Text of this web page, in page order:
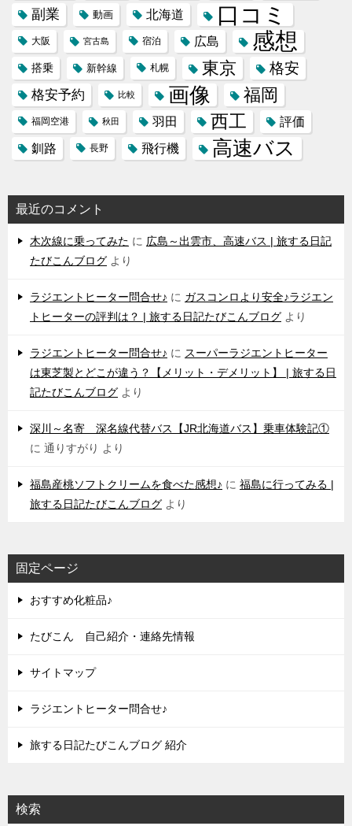
副業 動画 北海道 口コミ
大阪 宮古島 宿泊 広島 感想
搭乗 新幹線 札幌 東京 格安
格安予約 比較 画像 福岡
福岡空港 秋田 羽田 西工
評価
釧路
長野 飛行機 高速バス
最近のコメント
木次線に乗ってみた に 広島～出雲市、高速バス | 旅する日記
たびこんブログ より
ラジエントヒーター問合せ♪ に ガスコンロより安全♪ラジエン
トヒーターの評判は？ | 旅する日記たびこんブログ より
ラジエントヒーター問合せ♪ に スーパーラジエントヒーター
は東芝製とどこが違う？【メリット・デメリット】 | 旅する日
記たびこんブログ より
深川～名寄 深名線代替バス【JR北海道バス】乗車体験記①
に 通りすがり より
福島産桃ソフトクリームを食べた感想♪ に 福島に行ってみる |
旅する日記たびこんブログ より
固定ページ
おすすめ化粧品♪
たびこん 自己紹介・連絡先情報
サイトマップ
ラジエントヒーター問合せ♪
旅する日記たびこんブログ 紹介
検索